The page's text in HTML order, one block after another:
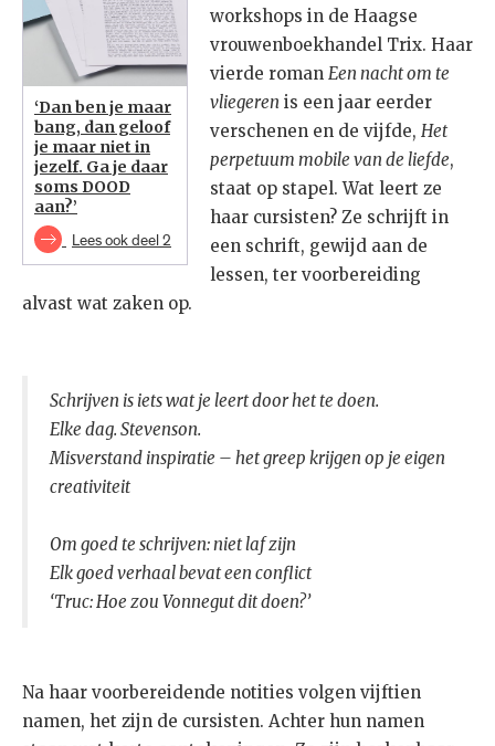
‘Dan ben je maar
bang, dan geloof
je maar niet in
jezelf. Ga je daar
soms DOOD
aan?’
Lees ook deel 2
workshops in de Haagse
vrouwenboekhandel Trix. Haar
vierde roman Een nacht om te
vliegeren is een jaar eerder
verschenen en de vijfde, Het
perpetuum mobile van de liefde,
staat op stapel. Wat leert ze
haar cursisten? Ze schrijft in
een schrift, gewijd aan de
lessen, ter voorbereiding
alvast wat zaken op.
Schrijven is iets wat je leert door het te doen.
Elke dag. Stevenson.
Misverstand inspiratie – het greep krijgen op je eigen
creativiteit
Om goed te schrijven: niet laf zijn
Elk goed verhaal bevat een conflict
‘Truc: Hoe zou Vonnegut dit doen?’
Na haar voorbereidende notities volgen vijftien
namen, het zijn de cursisten. Achter hun namen